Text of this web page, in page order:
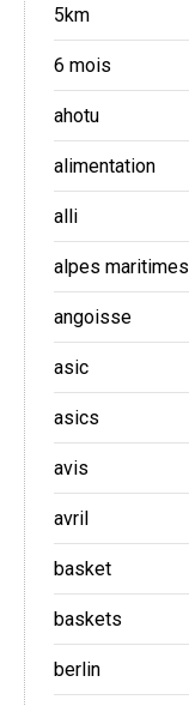
5km
6 mois
ahotu
alimentation
alli
alpes maritimes
angoisse
asic
asics
avis
avril
basket
baskets
berlin